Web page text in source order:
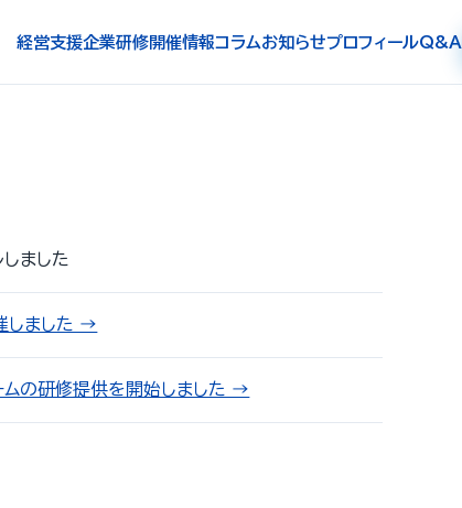
経営支援企業研修開催情報コラムお知らせプロフィールQ&A
ました
しました →
の研修提供を開始しました →